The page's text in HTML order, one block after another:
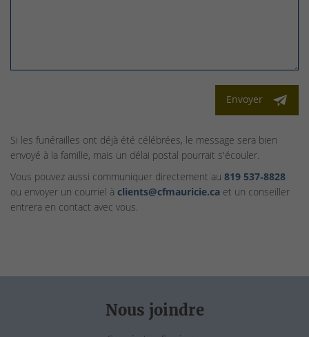
Envoyer
Si les funérailles ont déjà été célébrées, le message sera bien
envoyé à la famille, mais un délai postal pourrait s'écouler.
Vous pouvez aussi communiquer directement au 819 537‑8828
ou envoyer un courriel à clients@cfmauricie.ca et un conseiller
entrera en contact avec vous.
Nous joindre